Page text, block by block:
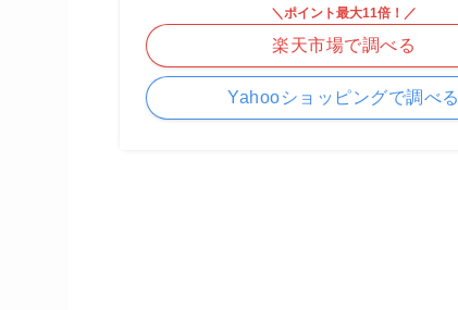
＼ポイント最大11倍！／
楽天市場で調べる
Yahooショッピングで調べる